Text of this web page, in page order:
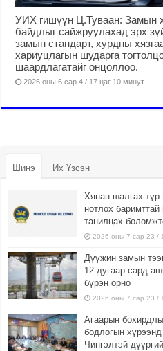
УИХ гишүүн Ц.Туваан: Замын
байдлыг сайжруулахад эрх
замын стандарт, хурдны
хариуцлагын шударга
шаардлагатайг онцоллоо.
2026 оны 6 сар 4 / 17 цаг 10 минут
Шинэ Их Үзсэн
Хянан шалгах түр
нотлох баримттай
танилцах
2026 оны 7 сар 23 /
Дүүжин замын
12 дугаар сард
бүрэн орно
2026 оны 7 сар 23 /
Агаарын
бодлогын
Чингэлтэй